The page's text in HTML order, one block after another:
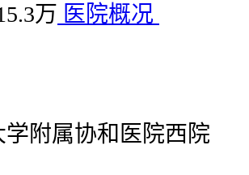
万 医院概况
附属协和医院西院